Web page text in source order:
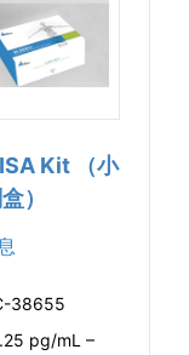
Kit （小
）
38655
pg/mL –